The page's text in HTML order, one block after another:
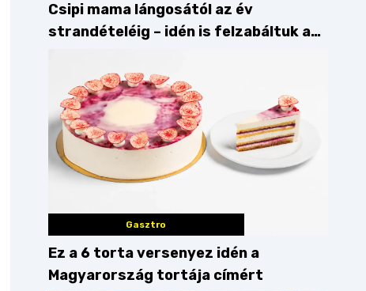
Csipi mama lángosától az év
strandételéig – idén is felzabáltuk a
Gasztro
Ez a 6 torta versenyez idén a
Magyarország tortája címért